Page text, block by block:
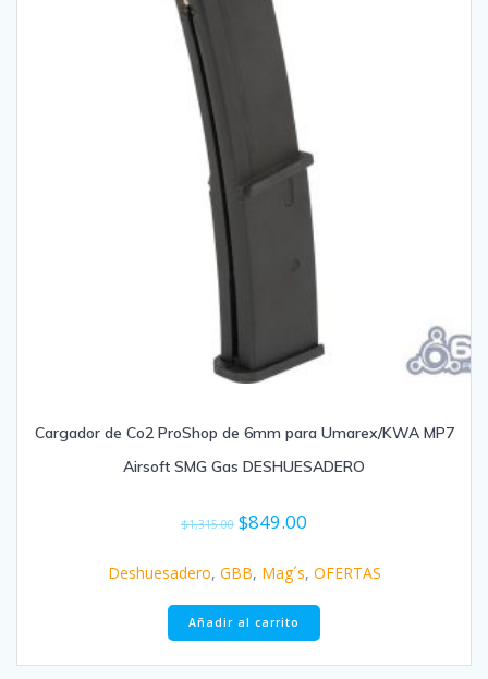
Cargador de Co2 ProShop de 6mm para Umarex/KWA MP7
Airsoft SMG Gas DESHUESADERO
$1,315.00 $849.00
Deshuesadero, GBB, Mag´s, OFERTAS
Añadir al carrito